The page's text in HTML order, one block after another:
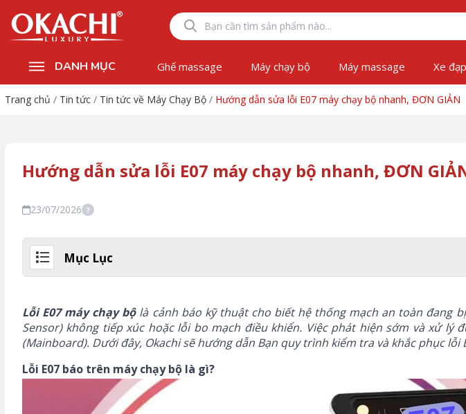
DANH MỤC Ghế massage Máy chạy bộ Máy massage Xe
Trang chủ / Tin tức / Tin tức về Máy Chạy Bộ / Hướng dẫn sửa lỗi E07 máy chạy bộ nhanh, ĐƠN GIẢN
Hướng dẫn sửa lỗi E07 máy chạy bộ nhanh, ĐƠN
23/07/2026 ?
Mục Lục
Lỗi E07 máy chạy bộlà cảnh báo kỹ thuật cho biết hệ thống mạch an toàn đang
Sensor) không tiếp xúc hoặc lỗi bo mạch điều khiển. Việc phát hiện sớm và xử
(Mainboard). Dưới đây, Okachisẽ hướng dẫn Bạn quy trình kiểm tra và khắc phục lỗi
Lỗi E07 báo trên máy chạy bộ là gì?